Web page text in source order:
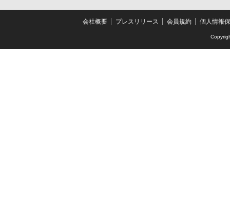
会社概要 プレスリリース 会員規約 個人情報